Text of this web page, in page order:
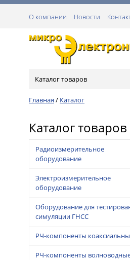
О компании Новости
Каталог товаров
Главная / Каталог
Каталог товаров
Радиоизмерительное
оборудование
Электроизмерительное
оборудование
Оборудование для
симуляции ГНСС
РЧ-компоненты
РЧ-компоненты